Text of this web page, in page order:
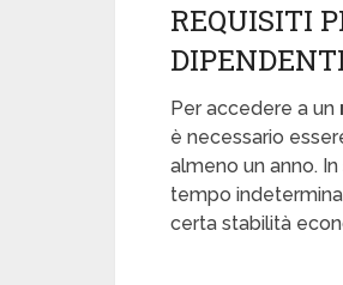
REQUISITI
Per accedere a un
è necessario
almeno un anno.
tempo
certa stabilità